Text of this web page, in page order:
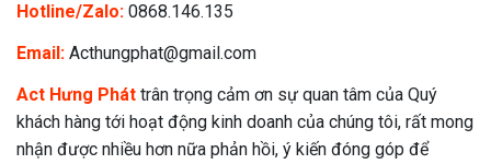
Hotline/Zalo: 0868.146.135
Email: Acthungphat@gmail.com
Act Hưng Phát trân trọng cảm ơn sự quan tâm của Quý
khách hàng tới hoạt động kinh doanh của chúng tôi, rất mong
nhận được nhiều hơn nữa phản hồi, ý kiến đóng góp để